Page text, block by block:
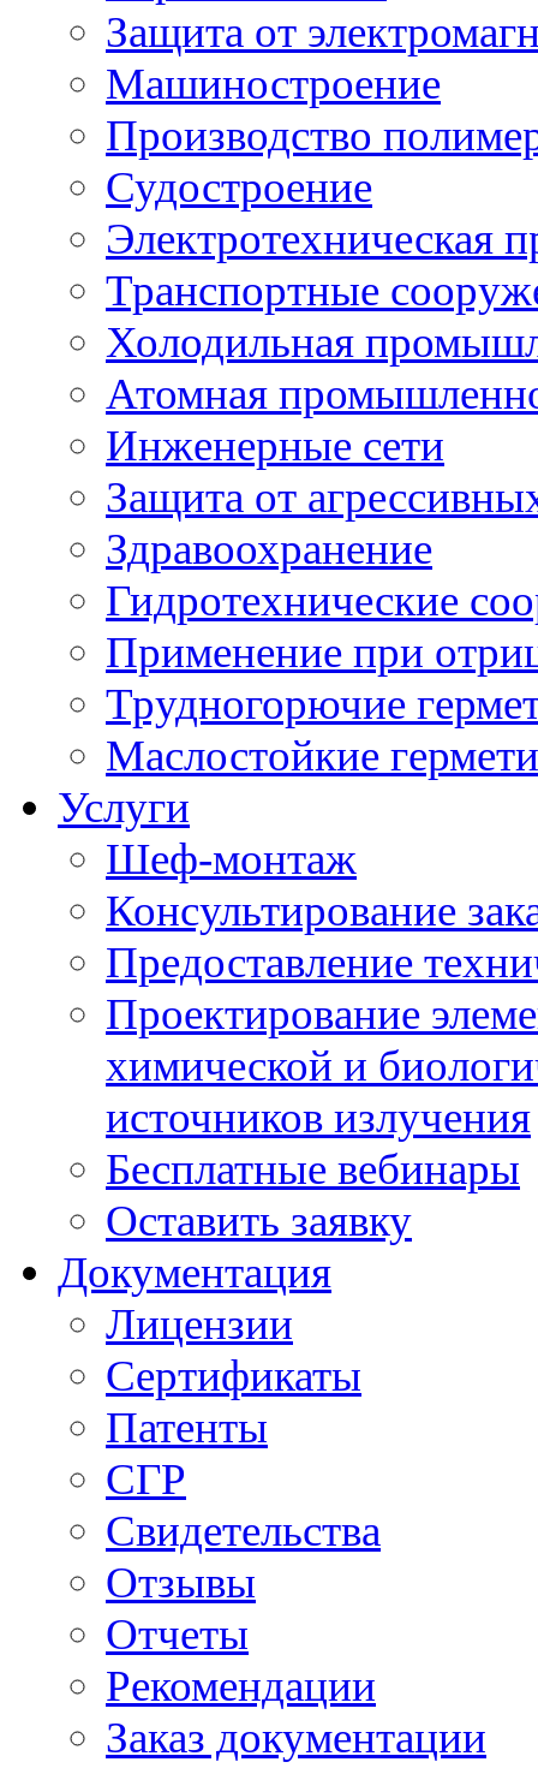
Защита от
Машиностроение
Производство
Судостроение
Электротехническая
Транспортные
Холодильная
Атомная
Инженерные сети
Защита от
Здравоохранение
Гидротехнические
Применение при
Трудногорючие
Маслостойкие
Услуги
Шеф-монтаж
Консультирование
Предоставление
Проектирование
химической и
источников излучения
Бесплатные вебинары
Оставить заявку
Документация
Лицензии
Сертификаты
Патенты
СГР
Свидетельства
Отзывы
Отчеты
Рекомендации
Заказ документации